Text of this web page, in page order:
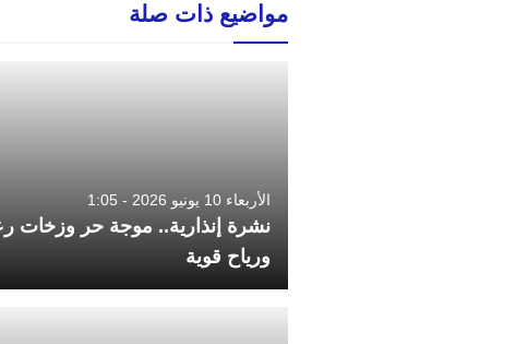
مواضيع ذات صلة
الأربعاء 10 يونيو 2026 - 1:05
نشرة إنذارية.. موجة حر وزخات
ورياح قوية